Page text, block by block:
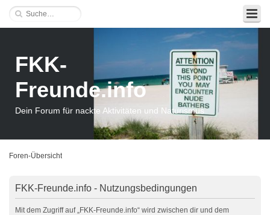
FKK-
Freunde.info
Dein Forum für nackte Aktivitäten und Naturismus
Foren-Übersicht
FKK-Freunde.info - Nutzungsbedingungen
Mit dem Zugriff auf „FKK-Freunde.info“ wird zwischen dir und dem